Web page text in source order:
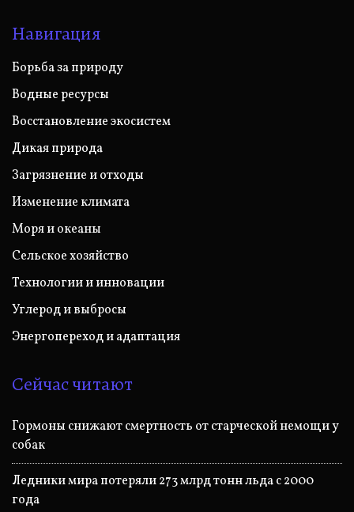
Навигация
Борьба за природу
Водные ресурсы
Восстановление экосистем
Дикая природа
Загрязнение и отходы
Изменение климата
Моря и океаны
Сельское хозяйство
Технологии и инновации
Углерод и выбросы
Энергопереход и адаптация
Сейчас читают
Гормоны снижают смертность от старческой немощи у
собак
Ледники мира потеряли 273 млрд тонн льда с 2000
года